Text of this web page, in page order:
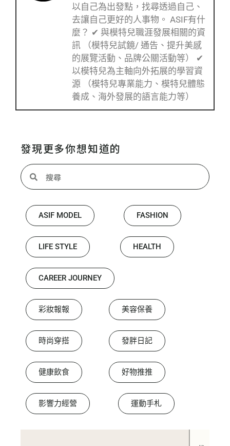
以自己為出發點，找尋透過自己、
去讓自己更好的人事物。 ASIF有什
麼？ ✔ 與模特兒職涯發展相關的資
訊 （模特兒試鏡/ 通告、提升美感
的展覽活動、品牌公關活動等） ✔
以模特兒為主軸向外拓展的學習資
源 （模特兒專業能力、模特兒體態
養成、海外發展的語言能力等）
發現更多你想知道的
ASIF MODEL FASHION
LIFE STYLE HEALTH
CAREER JOURNEY
彩妝報報 美容保養
時尚穿搭 發胖日記
健康飲食 好物推推
影響力經營 運動手札